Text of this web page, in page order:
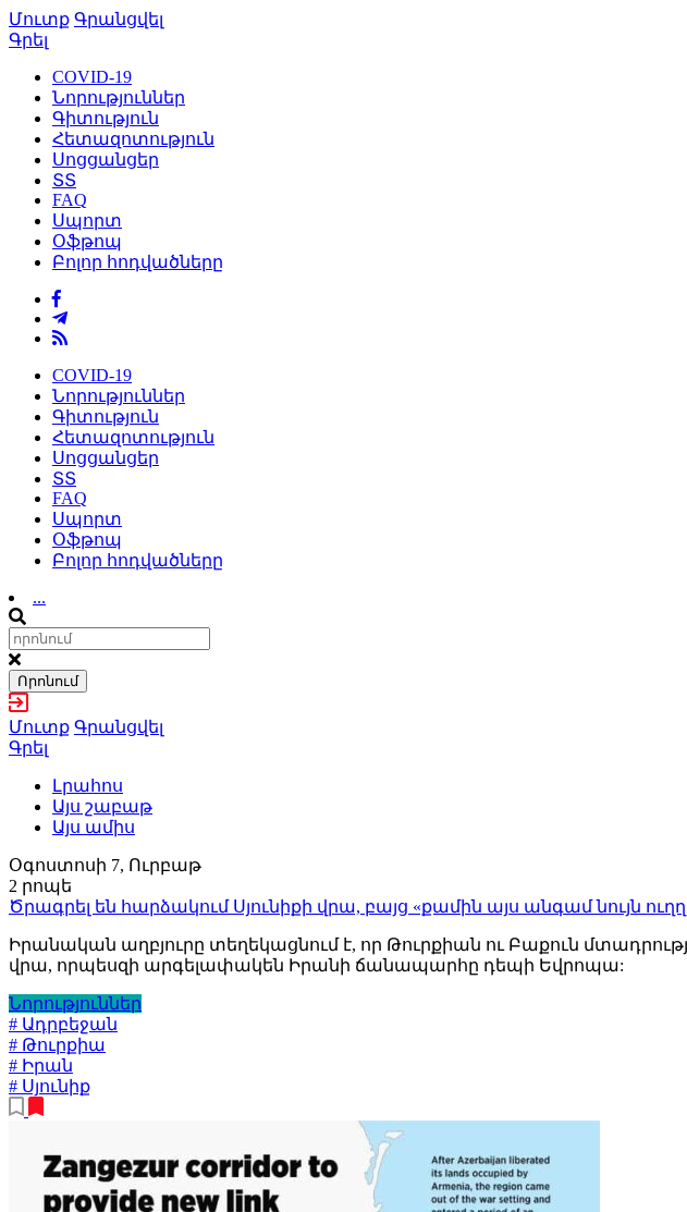
Մուտք Գրանցվել
Գրել
COVID-19
Նորություններ
Գիտություն
Հետազոտություն
Սոցցանցեր
ՏՏ
FAQ
Սպորտ
Օֆթոպ
Բոլոր հոդվածները
COVID-19
Նորություններ
Գիտություն
Հետազոտություն
Սոցցանցեր
ՏՏ
FAQ
Սպորտ
Օֆթոպ
Բոլոր հոդվածները
...
Որոնում
Մուտք Գրանցվել
Գրել
Լրահոս
Այս շաբաթ
Այս ամիս
Օգոստոսի 7, Ուրբաթ
2 րոպե
Ծրագրել են հարձակում Սյունիքի վրա, բայց «քամին այս անգամ նույն
Իրանական աղբյուրը տեղեկացնում է, որ Թուրքիան ու Բաքուն
վրա, որպեսզի արգելափակեն Իրանի ճանապարհը դեպի Եվրոպա:
Նորություններ
# Ադրբեջան
# Թուրքիա
# Իրան
# Սյունիք